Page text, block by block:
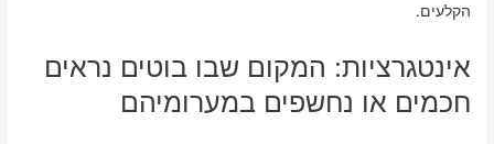
הקלעים.
אינטגרציות: המקום שבו בוטים נראים
חכמים או נחשפים במערומיהם